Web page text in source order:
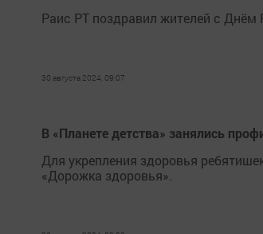
Раис РТ поздравил жителей с Днём
30 августа 2024, 09:07
В «Планете детства» занялись
Для укрепления здоровья
«Дорожка здоровья».